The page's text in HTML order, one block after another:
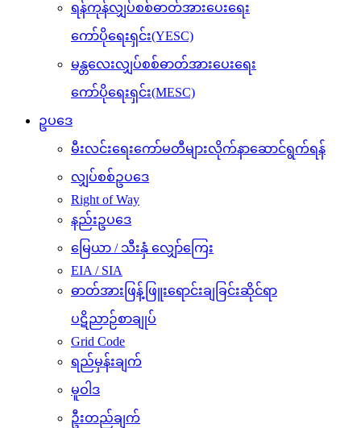
ရန်ကုန်လျှပ်စစ်ဓာတ်အားပေးရေး
ကော်ပိုရေးရှင်း(YESC)
မန္တလေးလျှပ်စစ်ဓာတ်အားပေးရေး
ကော်ပိုရေးရှင်း(MESC)
ဥပဒေ
မီးလင်းရေးကော်မတီများလိုက်နာဆောင်ရွက်ရန်
လျှပ်စစ်ဥပဒေ
Right of Way
နည်းဥပဒေ
မြေယာ / သီးနှံ လျှော်ကြေး
EIA / SIA
ဓာတ်အားဖြန့်ဖြူးရောင်းချခြင်းဆိုင်ရာ
ပဋိညာဉ်စာချုပ်
Grid Code
ရည်မှန်းချက်
မူဝါဒ
ဦးတည်ချက်